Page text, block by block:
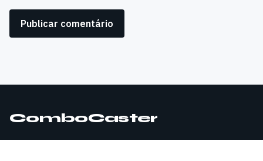
ComboCaster